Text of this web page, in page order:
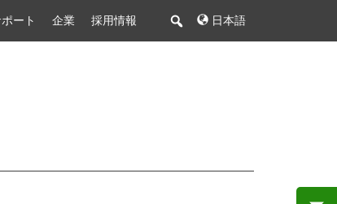
ート 企業 採用情報 日本語